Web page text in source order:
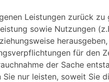
Leistungen zurück
sowie Nutzungen
für den
der Sache
nur leisten, soweit Sie